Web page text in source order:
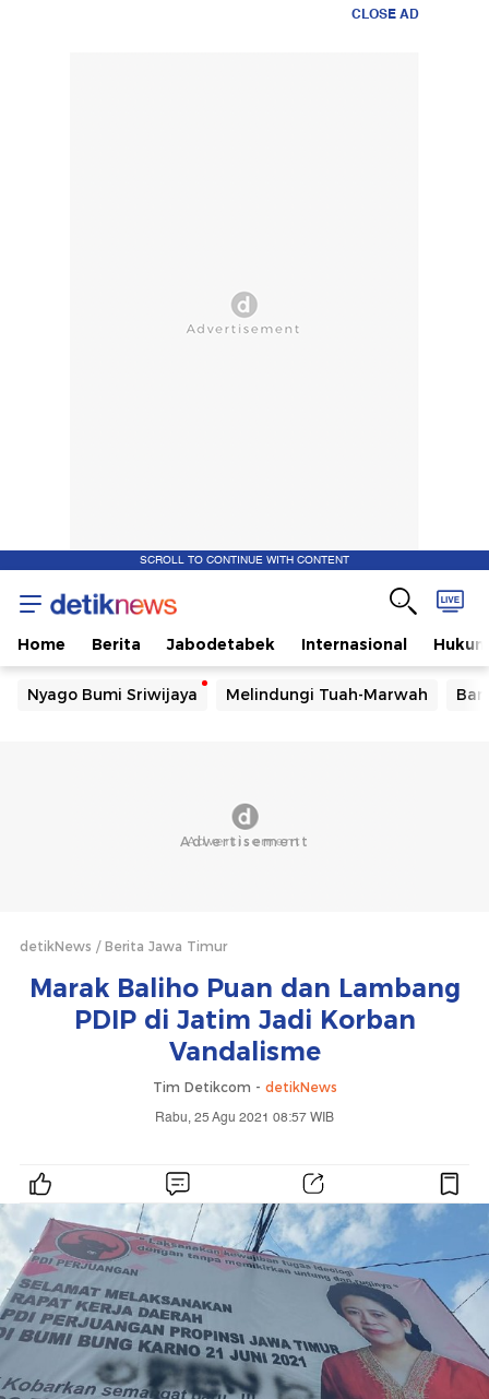
CLOSE AD
SCROLL TO CONTINUE WITH CONTENT
Home Berita Jabodetabek Internasional Hukum
Nyago Bumi Sriwijaya Melindungi Tuah-Marwah
detikNews Berita Jawa Timur
Marak Baliho Puan dan Lambang
PDIP di Jatim Jadi Korban
Vandalisme
Tim Detikcom - detikNews
Rabu, 25 Agu 2021 08:57 WIB